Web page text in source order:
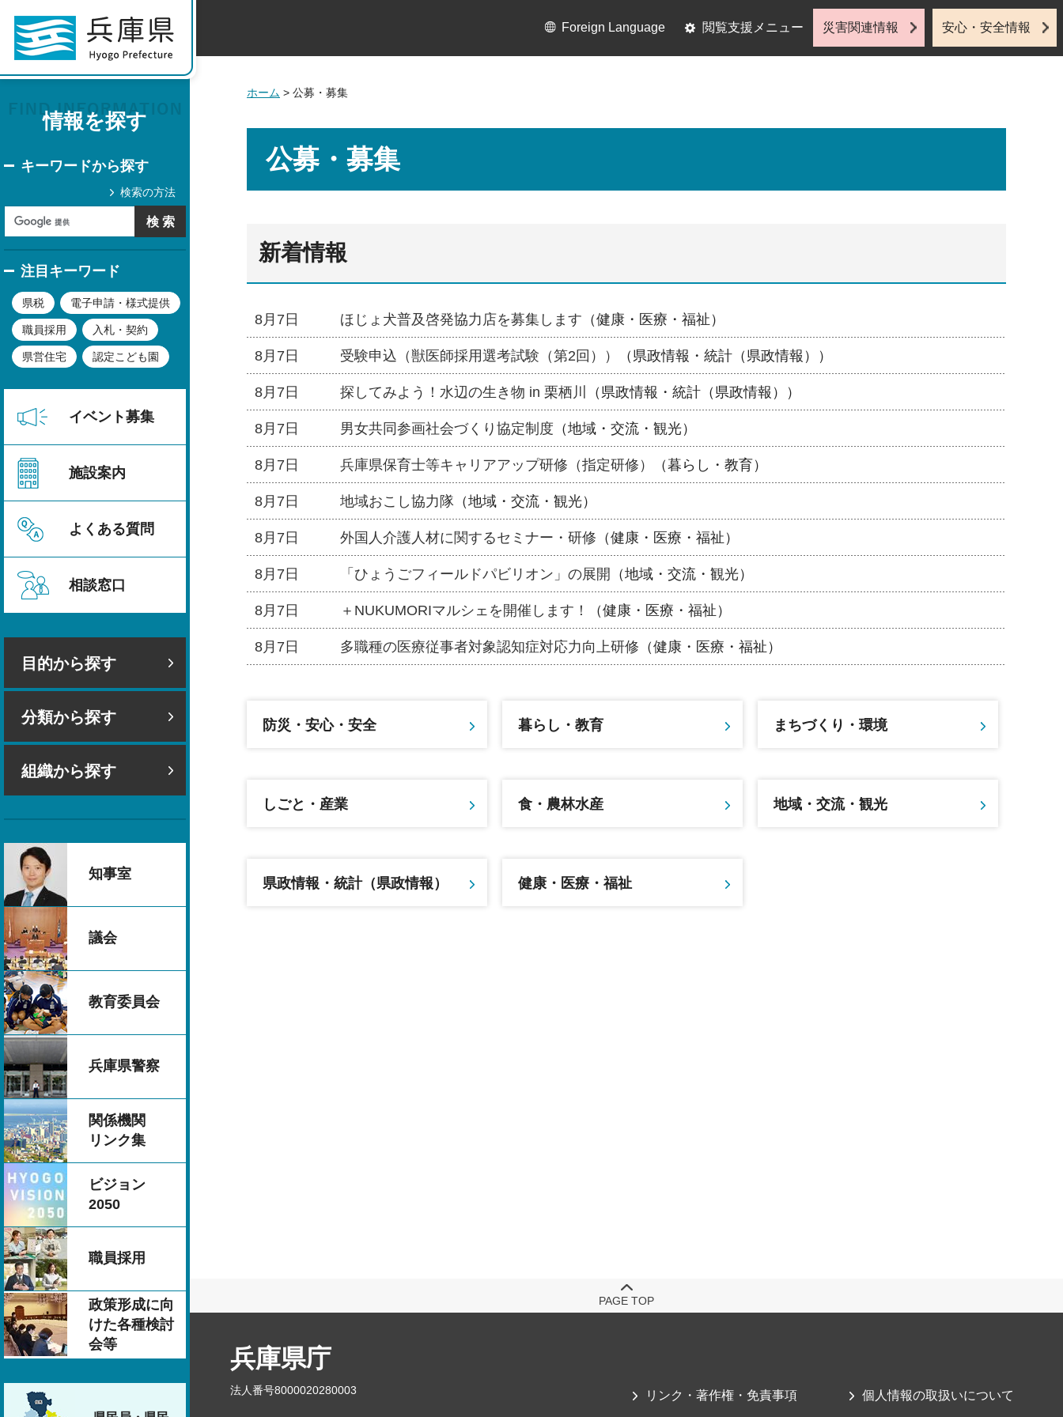
情報を探す
キーワードから探す
検索の方法
注目キーワード
県税 電子申請・様式提供
職員採用 入札・契約
県営住宅 認定こども園
イベント募集
施設案内
よくある質問
相談窓口
目的から探す
分類から探す
組織から探す
知事室
議会
教育委員会
兵庫県警察
関係機関
リンク集
ビジョン
2050
職員採用
政策形成に向
けた各種検討
会等
Foreign Language 閲覧支援メニュー 災害関連情報 安心・安全情報
ホーム > 公募・募集
公募・募集
新着情報
8月7日 ほじょ犬普及啓発協力店を募集します （健康・医療・福祉）
8月7日 受験申込（獣医師採用選考試験（第2回）） （県政情報・統計（県政情報））
8月7日 探してみよう！水辺の生き物 in 栗栖川 （県政情報・統計（県政情報））
8月7日 男女共同参画社会づくり協定制度 （地域・交流・観光）
8月7日 兵庫県保育士等キャリアアップ研修（指定研修） （暮らし・教育）
8月7日 地域おこし協力隊 （地域・交流・観光）
8月7日 外国人介護人材に関するセミナー・研修 （健康・医療・福祉）
8月7日 「ひょうごフィールドパビリオン」の展開 （地域・交流・観光）
8月7日 ＋NUKUMORIマルシェを開催します！ （健康・医療・福祉）
8月7日 多職種の医療従事者対象認知症対応力向上研修 （健康・医療・福祉）
防災・安心・安全 暮らし・教育 まちづくり・環境
しごと・産業 食・農林水産 地域・交流・観光
県政情報・統計（県政情報） 健康・医療・福祉
PAGE TOP
兵庫県庁
法人番号8000020280003 リンク・著作権・免責事項 個人情報の取扱いについて